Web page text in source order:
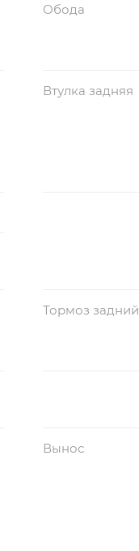
Обода
Втулка задняя
Тормоз задний
Вынос